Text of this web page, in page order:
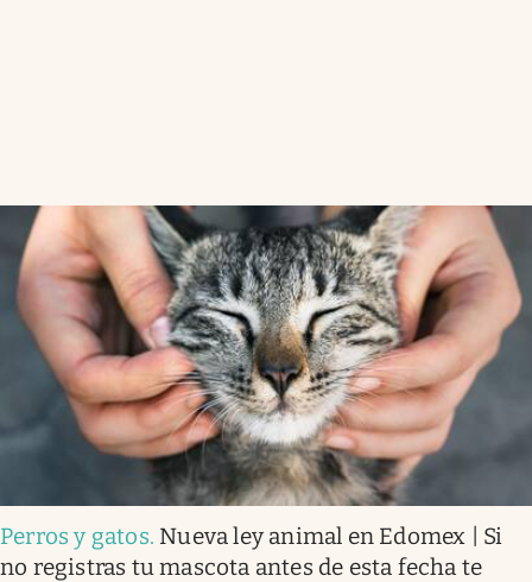
Perros y gatos. Nueva ley animal en Edomex | Si
no registras tu mascota antes de esta fecha te